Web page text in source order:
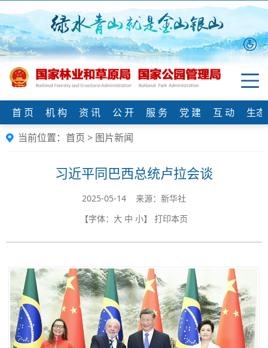
首 页 机 构 资 讯 公 开 服 务 党 建 互 动
生
当前位置： 首页 > 图片新闻
习近平同巴西总统卢拉会谈
2025-05-14 来源：新华社
【字体： 大 中 小】 打印本页